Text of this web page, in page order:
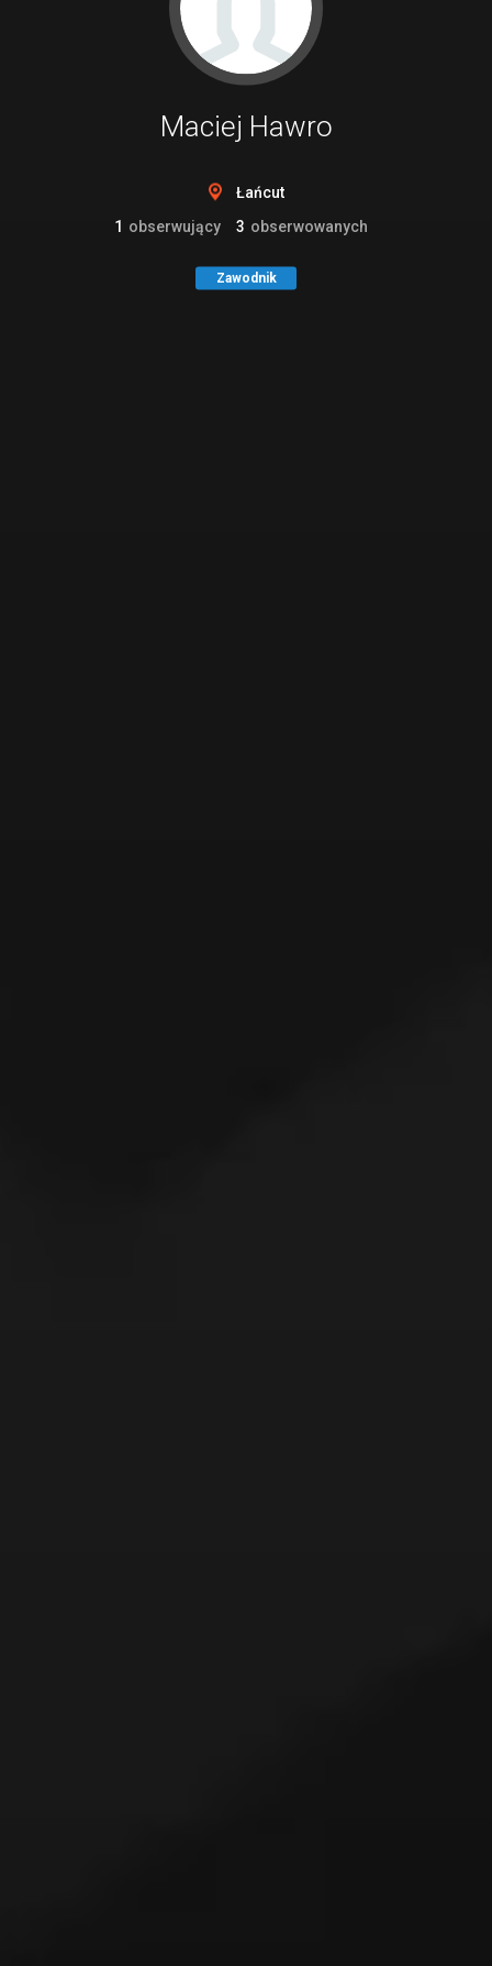
Maciej Hawro
Łańcut
1 obserwujący 3 obserwowanych
Zawodnik